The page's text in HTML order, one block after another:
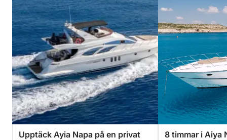
Upptäck Ayia Napa på en privat
8 timmar i Aiya